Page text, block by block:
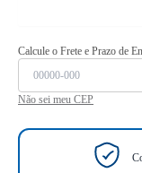
Calcule o Frete e Prazo de
Não sei meu CEP